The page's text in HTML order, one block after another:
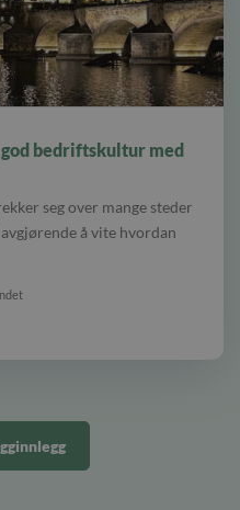
bedriftskultur med
seg over mange steder
å vite hvordan